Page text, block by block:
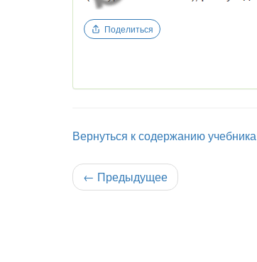
Поделиться
Вернуться к содержанию учебника
← Предыдущее